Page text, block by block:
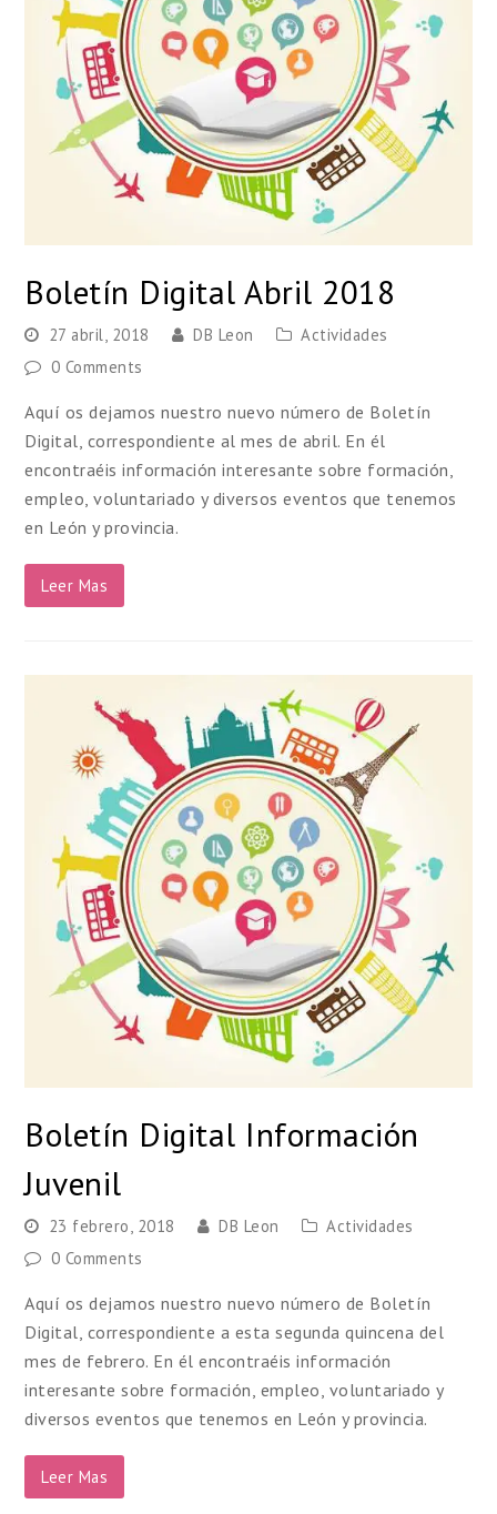
Boletín Digital Abril 2018
27 abril, 2018 DB Leon
Actividades
0 Comments
Aquí os dejamos nuestro nuevo número de Boletín
Digital, correspondiente al mes de abril. En él
encontraéis información interesante sobre formación,
empleo, voluntariado y diversos eventos que tenemos
en León y provincia.
Leer Mas
Boletín Digital Información
Juvenil
23 febrero, 2018 DB Leon
Actividades
0 Comments
Aquí os dejamos nuestro nuevo número de Boletín
Digital, correspondiente a esta segunda quincena del
mes de febrero. En él encontraéis información
interesante sobre formación, empleo, voluntariado y
diversos eventos que tenemos en León y provincia.
Leer Mas